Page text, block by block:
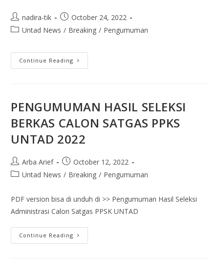
nadira-tik
October 24, 2022
Untad News / Breaking / Pengumuman
Continue Reading
PENGUMUMAN HASIL SELEKSI
BERKAS CALON SATGAS PPKS
UNTAD 2022
Arba Arief
October 12, 2022
Untad News / Breaking / Pengumuman
PDF version bisa di unduh di >> Pengumuman Hasil Seleksi
Administrasi Calon Satgas PPSK UNTAD
Continue Reading